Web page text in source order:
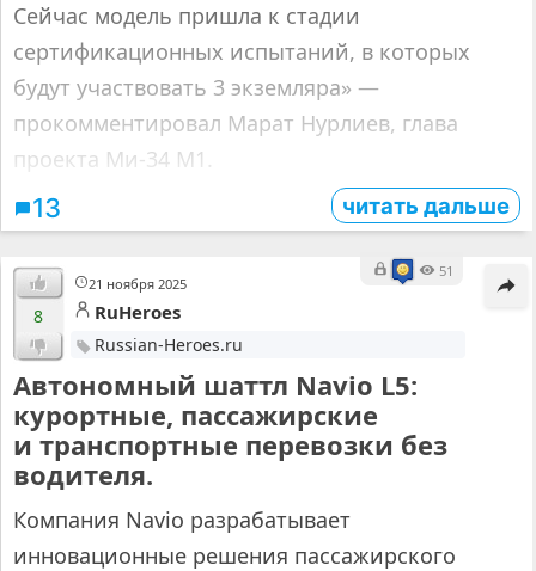
Сейчас модель пришла к стадии
сертификационных испытаний, в которых
будут участвовать 3 экземляра» —
прокомментировал Марат Нурлиев, глава
проекта Ми-34 М1.
13 читать дальше
21 ноября 2025
51
8 RuHeroes
Russian-Heroes.ru
Автономный шаттл Navio L5:
курортные, пассажирские
и транспортные перевозки без
водителя.
Компания Navio разрабатывает
инновационные решения пассажирского